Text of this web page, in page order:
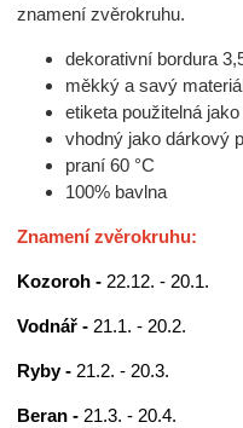
znamení zvěrokruhu.
dekorativní bordura
měkký a savý
etiketa použitelná
vhodný jako dárkový
praní 60 °C
100% bavlna
Znamení zvěrokruhu:
Kozoroh - 22.12. - 20.1.
Vodnář - 21.1. - 20.2.
Ryby - 21.2. - 20.3.
Beran - 21.3. - 20.4.